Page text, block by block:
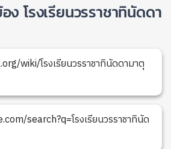
ง โรงเรียนวรราชาทินัดดา
wiki/โรงเรียนวรราชาทินัดดามาตุ
search?q=โรงเรียนวรราชาทินัด